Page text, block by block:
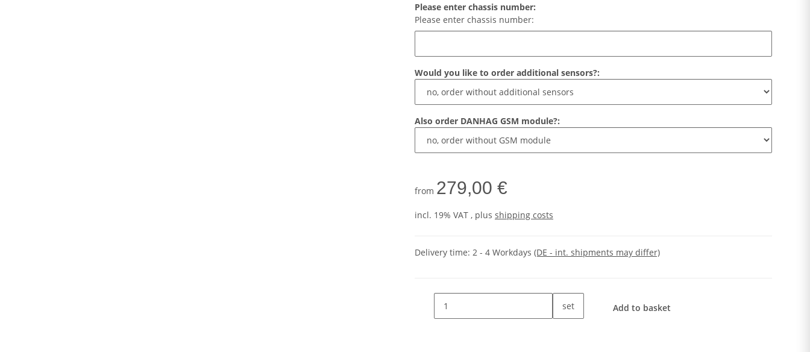
Please enter chassis number:
Please enter chassis number:
Would you like to order additional sensors?:
Also order DANHAG GSM module?:
from 279,00 €
incl. 19% VAT , plus shipping costs
Delivery time: 2 - 4 Workdays (DE - int. shipments may differ)
set Add to basket